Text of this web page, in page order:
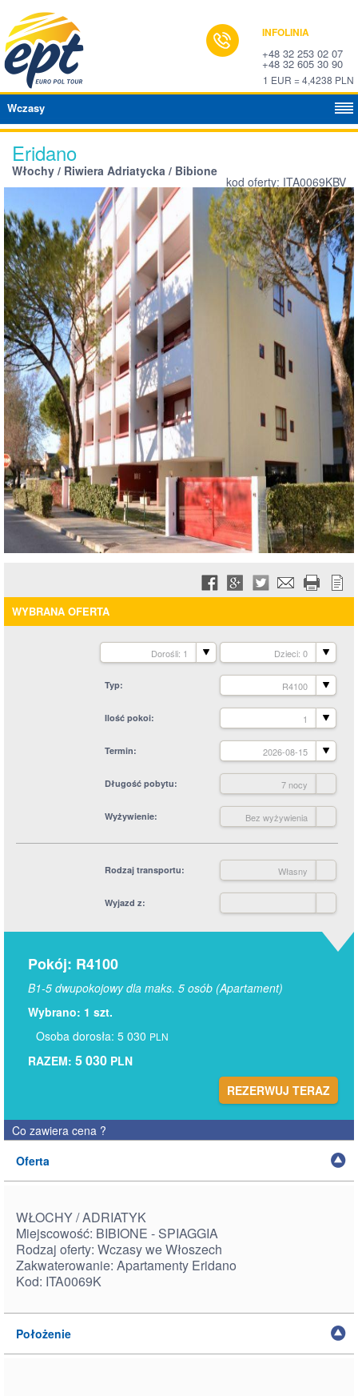
INFOLINIA
+48 32 253 02 07
+48 32 605 30 90
1 EUR = 4,4238 PLN
Wczasy
Eridano
Włochy / Riwiera Adriatycka / Bibione
kod oferty: ITA0069KBV
WYBRANA OFERTA
Dorośli: 1 Dzieci: 0
Typ R4100
Ilość pokoi 1
Termin 2026-08-15
Długość pobytu 7 nocy
Wyżywienie Bez wyżywienia
Rodzaj transportu Własny
Wyjazd z
Pokój: R4100
B1-5 dwupokojowy dla maks. 5 osób (Apartament)
Wybrano: 1 szt.
Osoba dorosła: 5 030 PLN
RAZEM: 5 030 PLN
REZERWUJ TERAZ
Co zawiera cena ?
Oferta
WŁOCHY / ADRIATYK
Miejscowość: BIBIONE - SPIAGGIA
Rodzaj oferty: Wczasy we Włoszech
Zakwaterowanie: Apartamenty Eridano
Kod: ITA0069K
Położenie